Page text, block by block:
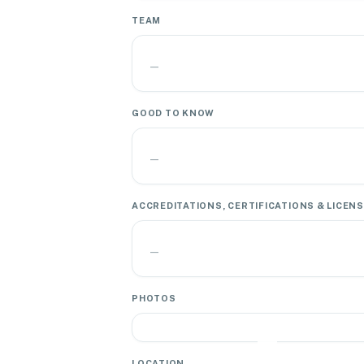
TEAM
—
GOOD TO KNOW
—
ACCREDITATIONS, CERTIFICATIONS &
—
PHOTOS